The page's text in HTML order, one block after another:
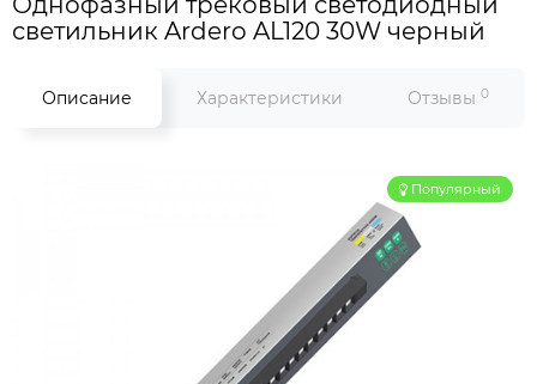
светильник Ardero AL120 30W черный
Описание Характеристики Отзывы 0
Популярный